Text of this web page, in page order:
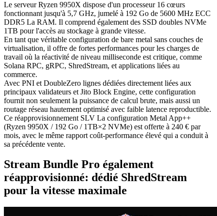
Le serveur Ryzen 9950X dispose d'un processeur 16 cœurs
fonctionnant jusqu'à 5,7 GHz, jumelé à 192 Go de 5600 MHz ECC
DDR5 La RAM. Il comprend également des SSD doubles NVMe
1TB pour l'accès au stockage à grande vitesse.
En tant que véritable configuration de bare metal sans couches de
virtualisation, il offre de fortes performances pour les charges de
travail où la réactivité de niveau milliseconde est critique, comme
Solana RPC, gRPC, ShredStream, et applications liées au
commerce.
Avec PNI et DoubleZero lignes dédiées directement liées aux
principaux validateurs et Jito Block Engine, cette configuration
fournit non seulement la puissance de calcul brute, mais aussi un
routage réseau hautement optimisé avec faible latence reproductible.
Ce réapprovisionnement SLV La configuration Metal App++
(Ryzen 9950X / 192 Go / 1TB×2 NVMe) est offerte à 240 € par
mois, avec le même rapport coût-performance élevé qui a conduit à
sa précédente vente.
Stream Bundle Pro également
réapprovisionné: dédié ShredStream
pour la vitesse maximale